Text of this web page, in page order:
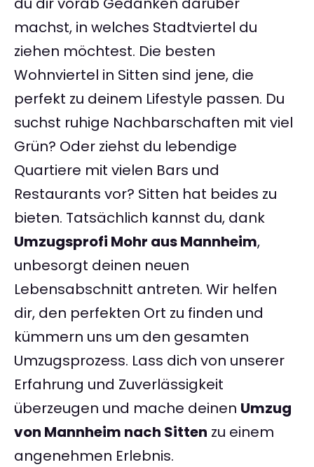
machst, in welches Stadtviertel du
ziehen möchtest. Die besten
Wohnviertel in Sitten sind jene, die
perfekt zu deinem Lifestyle passen. Du
suchst ruhige Nachbarschaften mit viel
Grün? Oder ziehst du lebendige
Quartiere mit vielen Bars und
Restaurants vor? Sitten hat beides zu
bieten. Tatsächlich kannst du, dank
Umzugsprofi Mohr aus Mannheim,
unbesorgt deinen neuen
Lebensabschnitt antreten. Wir helfen
dir, den perfekten Ort zu finden und
kümmern uns um den gesamten
Umzugsprozess. Lass dich von unserer
Erfahrung und Zuverlässigkeit
überzeugen und mache deinen Umzug
von Mannheim nach Sitten zu einem
angenehmen Erlebnis.